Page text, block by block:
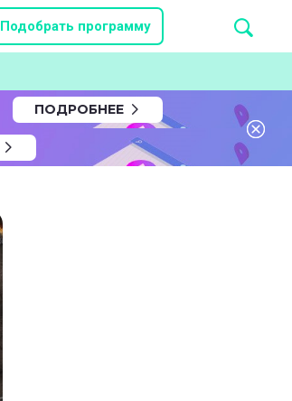
Подобрать программу
ПОДРОБНЕЕ